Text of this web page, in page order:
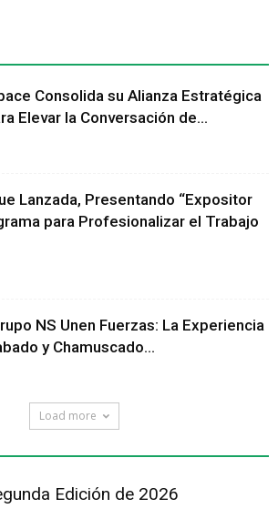
Consolida su Alianza Estratégica
Elevar la Conversación de...
Lanzada, Presentando “Expositor
para Profesionalizar el Trabajo
NS Unen Fuerzas: La Experiencia
y Chamuscado...
Load more
Edición de 2026